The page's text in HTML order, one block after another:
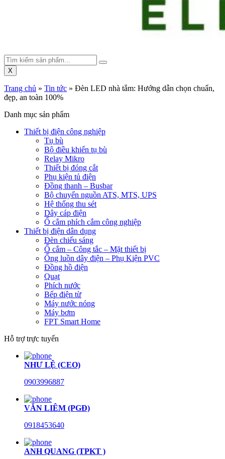
X
Trang chủ » Tin tức » Đèn LED nhà tắm: Hướng dẫn chọn chuẩn,
đẹp, an toàn 100%
Danh mục sản phẩm
Thiết bị điện công nghiệp
Tụ bù
Bộ điều khiển tụ bù
Relay Mikro
Thiết bị đóng cắt
Phụ kiện tủ điện
Đồng thanh – Busbar
Bộ chuyển nguồn ATS, MTS, UPS
Hệ thống thu sét
Dây cáp điện
Ổ cắm phích cắm công nghiệp
Thiết bị điện dân dụng
Đèn chiếu sáng
Ổ cắm – Công tắc – Mặt thiết bị
Ống luồn dây điện – Phụ Kiện PVC
Đồng hồ điện
Quạt
Phích nước
Bếp điện từ
Máy nước nóng
Máy bơm
FPT Smart Home
Hỗ trợ trực tuyến
NHƯ LỆ (CEO)
0903996887
VĂN LIÊM (PGĐ)
0918453640
ANH QUANG (TPKT )